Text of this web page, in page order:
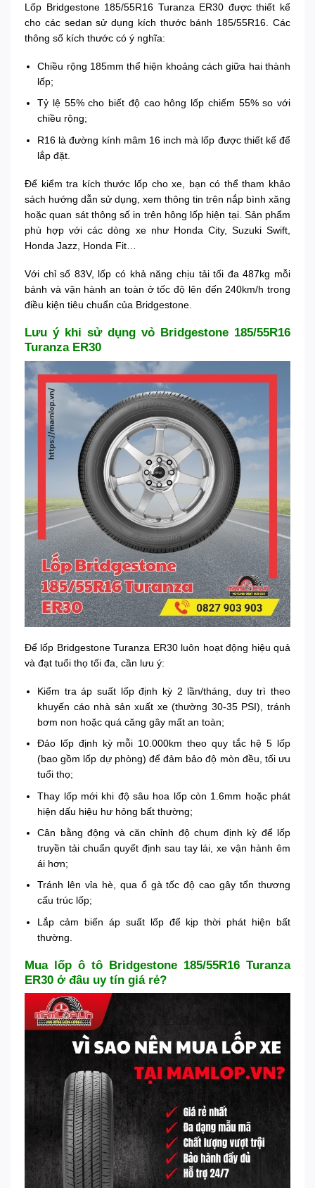
Lốp Bridgestone 185/55R16 Turanza ER30 được thiết kế
cho các sedan sử dụng kích thước bánh 185/55R16. Các
thông số kích thước có ý nghĩa:
Chiều rộng 185mm thể hiện khoảng cách giữa hai thành
lốp;
Tỷ lệ 55% cho biết độ cao hông lốp chiếm 55% so với
chiều rộng;
R16 là đường kính mâm 16 inch mà lốp được thiết kế để
lắp đặt.
Để kiểm tra kích thước lốp cho xe, bạn có thể tham khảo
sách hướng dẫn sử dụng, xem thông tin trên nắp bình xăng
hoặc quan sát thông số in trên hông lốp hiện tại. Sản phẩm
phù hợp với các dòng xe như Honda City, Suzuki Swift,
Honda Jazz, Honda Fit…
Với chỉ số 83V, lốp có khả năng chịu tải tối đa 487kg mỗi
bánh và vận hành an toàn ở tốc độ lên đến 240km/h trong
điều kiện tiêu chuẩn của Bridgestone.
Lưu ý khi sử dụng vỏ Bridgestone 185/55R16
Turanza ER30
Để lốp Bridgestone Turanza ER30 luôn hoạt động hiệu quả
và đạt tuổi thọ tối đa, cần lưu ý:
Kiểm tra áp suất lốp định kỳ 2 lần/tháng, duy trì theo
khuyến cáo nhà sản xuất xe (thường 30-35 PSI), tránh
bơm non hoặc quá căng gây mất an toàn;
Đảo lốp định kỳ mỗi 10.000km theo quy tắc hệ 5 lốp
(bao gồm lốp dự phòng) để đảm bảo độ mòn đều, tối ưu
tuổi thọ;
Thay lốp mới khi độ sâu hoa lốp còn 1.6mm hoặc phát
hiện dấu hiệu hư hỏng bất thường;
Cân bằng động và căn chỉnh độ chụm định kỳ để lốp
truyền tải chuẩn quyết định sau tay lái, xe vận hành êm
ái hơn;
Tránh lên vỉa hè, qua ổ gà tốc độ cao gây tổn thương
cấu trúc lốp;
Lắp cảm biến áp suất lốp để kịp thời phát hiện bất
thường.
Mua lốp ô tô Bridgestone 185/55R16 Turanza
ER30 ở đâu uy tín giá rẻ?